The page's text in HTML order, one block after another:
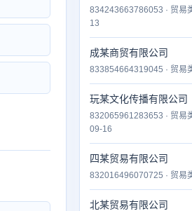
834243663786053 · 贸易
13
成某商贸有限公司
833854664319045 · 贸易
玩某文化传播有限公司
832065961283653 · 贸易
09-16
四某贸易有限公司
832016496070725 · 贸易
北某贸易有限公司